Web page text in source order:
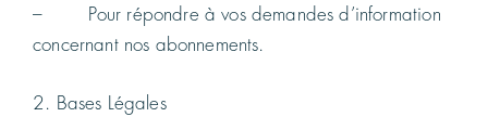
– Pour répondre à vos demandes d’information
concernant nos abonnements.
2. Bases Légales